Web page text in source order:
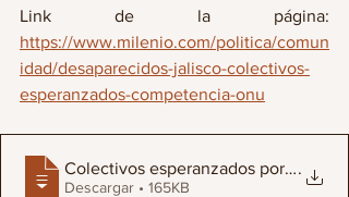
https://www.milenio.com/politica/comun
idad/desaparecidos-jalisco-colectivos-
esperanzados-competencia-onu
Colectivos esperanzados por .
Descargar • 165KB